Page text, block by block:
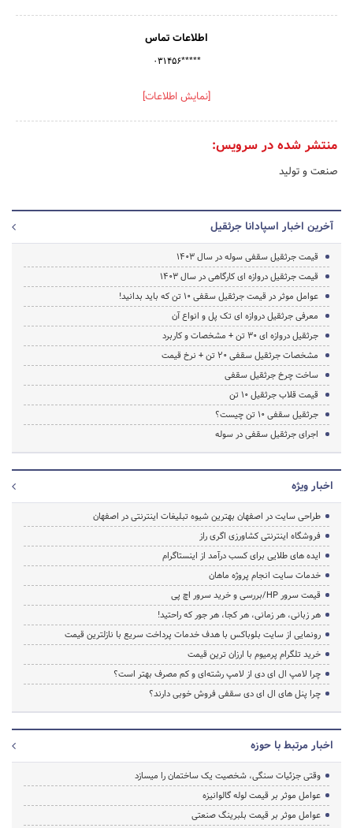
اطلاعات تماس
۰۳۱۴۵۶*****
[نمایش اطلاعات]
منتشر شده در سرویس:
صنعت و تولید
آخرین اخبار اسپادانا جرثقیل
قیمت جرثقیل سقفی سوله در سال 1403
قیمت جرثقیل دروازه ای کارگاهی در سال 1403
عوامل موثر در قیمت جرثقیل سقفی 10 تن که باید بدانید!
معرفی جرثقیل دروازه ای تک پل و انواع آن
جرثقیل دروازه ای 30 تن + مشخصات و کاربرد
مشخصات جرثقیل سقفی 20 تن + نرخ قیمت
ساخت چرخ جرثقیل سقفی
قیمت قلاب جرثقیل 10 تن
جرثقیل سقفی ۱۰ تن چیست؟
اجرای جرثقیل سقفی در سوله
اخبار ویژه
طراحی سایت در اصفهان بهترین شیوه تبلیغات اینترنتی در اصفهان
فروشگاه اینترنتی کشاورزی اگری راز
ایده های طلایی برای کسب درآمد از اینستاگرام
خدمات سایت انجام پروژه ماهان
قیمت سرور HP/بررسی و خرید سرور اچ پی
هر زبانی، هر زمانی، هر کجا، هر جور که راحتید!
رونمایی از سایت بلوباکس با هدف خدمات پرداخت سریع با نازلترین قیمت
خرید تلگرام پرمیوم با ارزان ترین قیمت
چرا لامپ ال ای دی از لامپ رشته‌ای و کم مصرف بهتر است؟
چرا پنل های ال ای دی سقفی فروش خوبی دارند؟
اخبار مرتبط با حوزه
وقتی جزئیات سنگی، شخصیت یک ساختمان را میسازد
عوامل موثر بر قیمت لوله گالوانیزه
عوامل موثر بر قیمت بلبرینگ صنعتی